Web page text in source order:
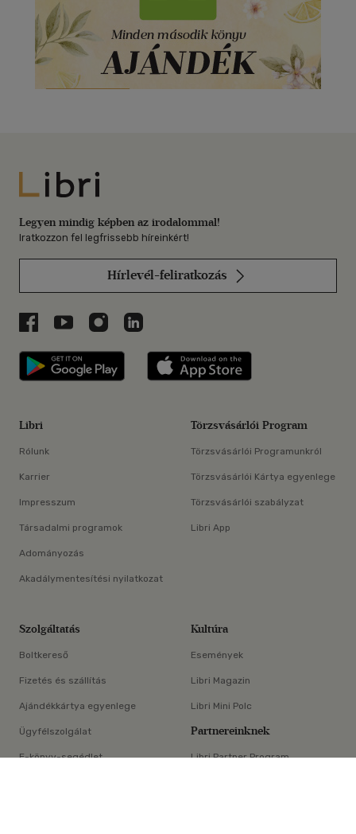
×
Libri
Legyen mindig képben az irodalommal!
Iratkozzon fel legfrissebb híreinkért!
Hírlevél-feliratkozás
Libri a Facebookon
Libri a Youtube-on
Libri az Instagramon
Libri a LinkedInen
Libri applikáció Szerezd meg: Google
Libri
Rólunk
Karrier
Impresszum
Társadalmi programok
Adományozás
Akadálymentesítési nyilatkozat
Törzsvásárlói Program
Törzsvásárlói Programunkról
Törzsvásárlói Kártya egyenlege
Törzsvásárlói szabályzat
Libri App
Szolgáltatás
Boltkereső
Fizetés és szállítás
Ajándékkártya egyenlege
Ügyfélszolgálat
E-könyv-segédlet
Kultúra
Események
Libri Magazin
Libri Mini Polc
Partnereinknek
Libri Partner Program